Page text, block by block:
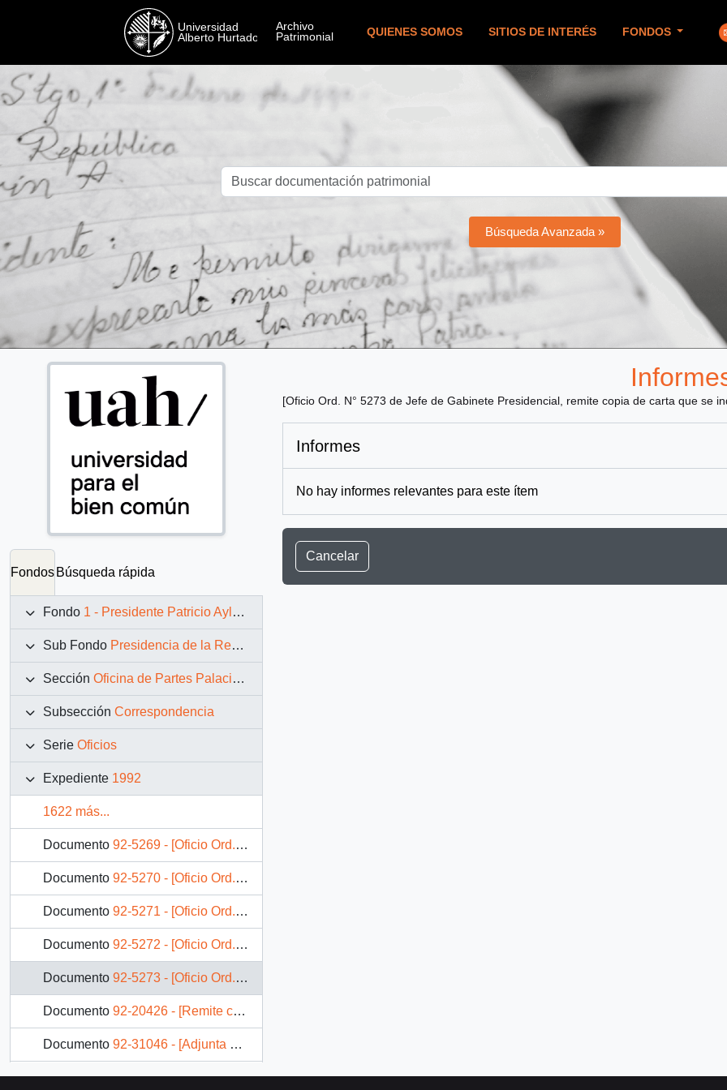
QUIENES SOMOS SITIOS DE INTERÉS FONDOS
Búsqueda Avanzada »
Fondos Búsqueda rápida
Fondo 1 - Presidente Patricio Aylwin Azócar (1990-1994)
Sub Fondo Presidencia de la República (11 marzo 1990 – 11 marzo 1994)
Sección Oficina de Partes Palacio de La Moneda
Subsección Correspondencia
Serie Oficios
Expediente 1992
1622 más...
Documento 92-5269 - [Oficio Ord. N° 5269 de Jefe de Gabinete Presidencial, remite copia de carta que se indica]
Documento 92-5270 - [Oficio Ord. N° 5270 de Jefe de Gabinete Presidencial, remite copia de carta que se indica]
Documento 92-5271 - [Oficio Ord. N° 5271 de Jefe de Gabinete Presidencial, remite copia de carta que se indica]
Documento 92-5272 - [Oficio Ord. N° 5272 de Jefe de Gabinete Presidencial, remite copia de carta que se indica]
Documento 92-5273 - [Oficio Ord. N° 5273 de Jefe de Gabinete Presidencial, remite copia de carta que se indica]
Documento 92-20426 - [Remite carta respuesta a la Asociación Gremial El Amanecer de Talca]
Documento 92-31046 - [Adjunta Minuta sobre Puerto Punta Arenas]
Documento 92-31072 - [Informe Semanal N° 11: Apreciación Policial de Informaciones]
[Oficio Ord. N° 5273 de Jefe de Gabinete Presidencial, remite copia de carta que se
Informes
No hay informes relevantes para este ítem
Cancelar